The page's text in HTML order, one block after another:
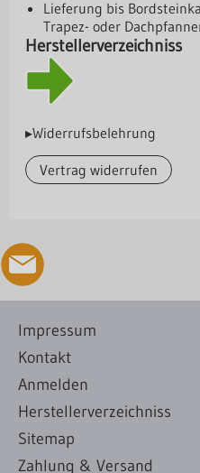
Lieferung bis
Trapez- oder
Herstellerverzeichniss
▸Widerrufsbelehrung
Vertrag widerrufen
Impressum
Kontakt
Anmelden
Herstellerverzeichniss
Sitemap
Zahlung & Versand